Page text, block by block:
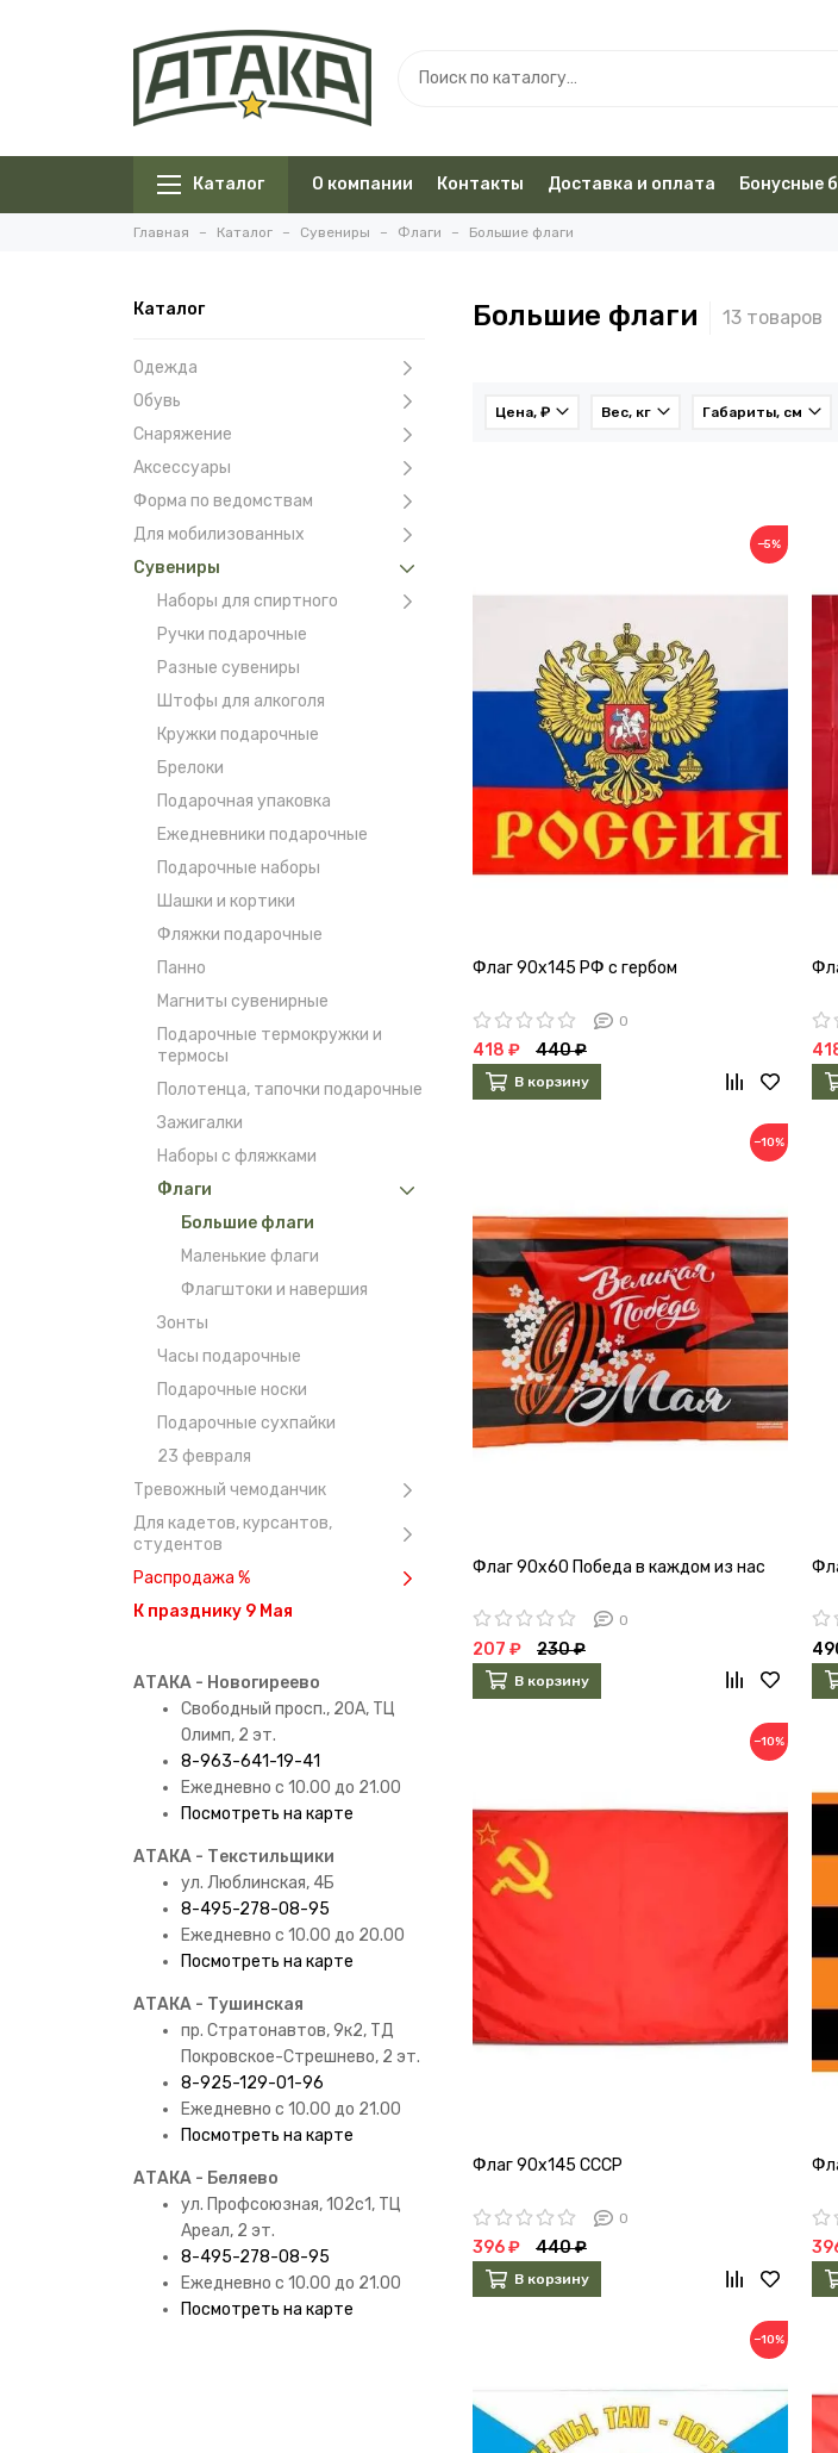
Каталог О компании Контакты Доставка и оплата Бонусные
Главная Каталог Сувениры Флаги Большие флаги
Каталог
Одежда
Обувь
Снаряжение
Аксессуары
Форма по ведомствам
Для мобилизованных
Сувениры
Наборы для спиртного
Ручки подарочные
Разные сувениры
Штофы для алкоголя
Кружки подарочные
Брелоки
Подарочная упаковка
Ежедневники подарочные
Подарочные наборы
Шашки и кортики
Фляжки подарочные
Панно
Магниты сувенирные
Подарочные термокружки и
термосы
Полотенца, тапочки подарочные
Зажигалки
Наборы с фляжками
Флаги
Большие флаги
Маленькие флаги
Флагштоки и навершия
Зонты
Часы подарочные
Подарочные носки
Подарочные сухпайки
23 февраля
Тревожный чемоданчик
Для кадетов, курсантов,
студентов
Распродажа %
К празднику 9 Мая
АТАКА - Новогиреево
Свободный просп., 20А, ТЦ
Олимп, 2 эт.
8-963-641-19-41
Ежедневно с 10.00 до 21.00
Посмотреть на карте
АТАКА - Текстильщики
ул. Люблинская, 4Б
8-495-278-08-95
Ежедневно с 10.00 до 20.00
Посмотреть на карте
АТАКА - Тушинская
пр. Стратонавтов, 9к2, ТД
Покровское-Стрешнево, 2 эт.
8-925-129-01-96
Ежедневно с 10.00 до 21.00
Посмотреть на карте
АТАКА - Беляево
ул. Профсоюзная, 102с1, ТЦ
Ареал, 2 эт.
8-495-278-08-95
Ежедневно с 10.00 до 21.00
Посмотреть на карте
Большие флаги
Цена, ₽ Вес, кг Габариты, см
−5%
Флаг 90х145 РФ с гербом
0
418 ₽ 440 ₽
В корзину
−10%
Флаг 90х60 Победа в каждом из нас
0
207 ₽ 230 ₽
В корзину
−10%
Флаг 90х145 СССР
0
396 ₽ 440 ₽
В корзину
−10%